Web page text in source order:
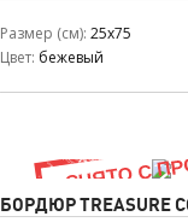
Размер (см) 25x75
Цвет бежевый
БОРДЮР TREASURE